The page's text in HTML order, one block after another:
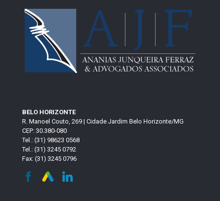
BELO HORIZONTE
R. Manoel Couto, 269 | Cidade Jardim Belo Horizonte/MG
CEP: 30.380-080
Tel.: (31) 98623 0568
Tel.: (31) 3245 0792
Fax: (31) 3245 0796